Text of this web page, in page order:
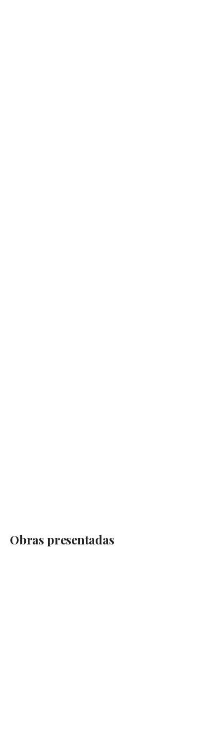
Obras presentadas